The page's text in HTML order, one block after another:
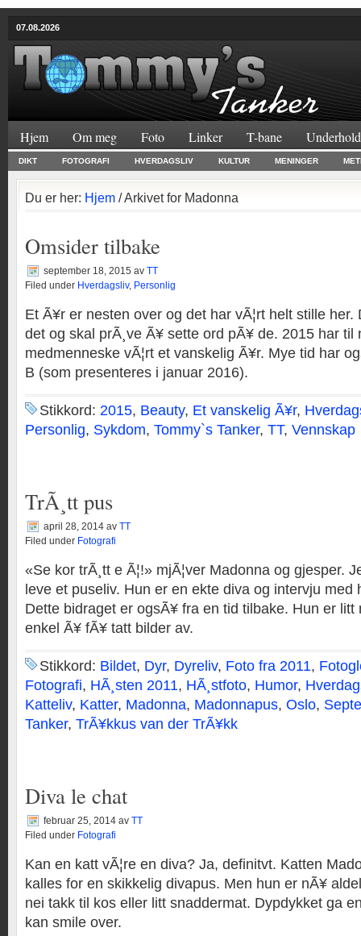
07.08.2026
Hjem Om meg Foto Linker T-bane
DIKT FOTOGRAFI HVERDAGSLIV KULTUR MENINGER
Du er her: Hjem / Arkivet for Madonna
Omsider tilbake
september 18, 2015 av TT
Filed under Hverdagsliv, Personlig
Et Ã¥r er nesten over og det har vÃ¦rt helt stille
det og skal prÃ¸ve Ã¥ sette ord pÃ¥ de. 2015 har til
medmenneske vÃ¦rt et vanskelig Ã¥r. Mye tid har
B (som presenteres i januar 2016).
Stikkord: 2015, Beauty, Et vanskelig Ã¥r,
Personlig, Sykdom, Tommy`s Tanker, TT, Vennskap
TrÃ¸tt pus
april 28, 2014 av TT
Filed under Fotografi
«Se kor trÃ¸tt e Ã¦!» mjÃ¦ver Madonna og gjesper.
leve et puseliv. Hun er en ekte diva og intervju med
Dette bidraget er ogsÃ¥ fra en tid tilbake. Hun er litt
enkel Ã¥ fÃ¥ tatt bilder av.
Stikkord: Bildet, Dyr, Dyreliv, Foto fra 2011,
Fotografi, HÃ¸sten 2011, HÃ¸stfoto, Humor,
Katteliv, Katter, Madonna, Madonnapus, Oslo,
Tanker, TrÃ¥kkus van der TrÃ¥kk
Diva le chat
februar 25, 2014 av TT
Filed under Fotografi
Kan en katt vÃ¦re en diva? Ja, definitvt. Katten
kalles for en skikkelig divapus. Men hun er nÃ¥
nei takk til kos eller litt snaddermat. Dypdykket ga
kan smile over.